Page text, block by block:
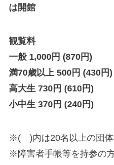
は開館
観覧料
一般 1,000円 (870円)
満70歳以上 500円 (430円)
高大生 730円 (610円)
小中生 370円 (240円)
※( )内は20名以上の団体
※障害者手帳等を持参の